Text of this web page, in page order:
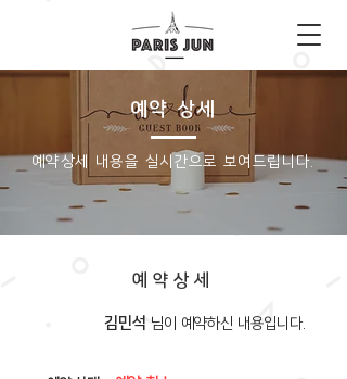
예약 상세
​예약상세 내용을 실시간으로 보여드립니다.
예약상세
김민석 ​님이 예약하신 내용입니다.